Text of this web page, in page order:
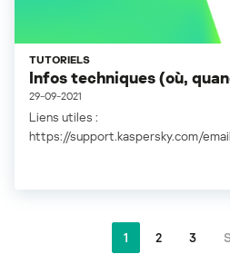
TUTORIELS
Infos techniques (où,
29-09-2021
Liens utiles :
https://support.kaspersky.com/
1 2 3